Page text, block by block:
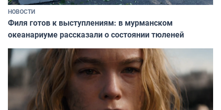
НОВОСТИ
Филя готов к выступлениям: в мурманском
океанариуме рассказали о состоянии тюленей